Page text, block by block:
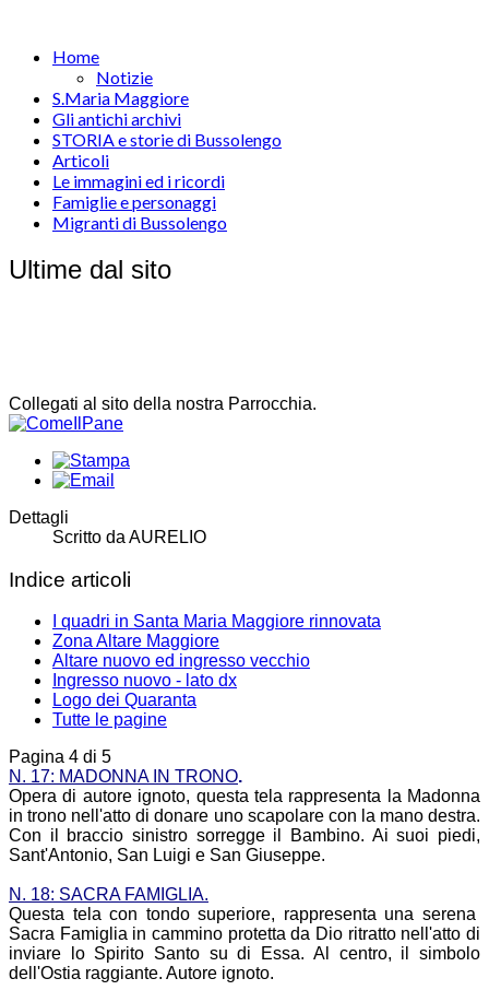
Home
Notizie
S.Maria Maggiore
Gli antichi archivi
STORIA e storie di Bussolengo
Articoli
Le immagini ed i ricordi
Famiglie e personaggi
Migranti di Bussolengo
Ultime dal sito
Collegati al sito della nostra Parrocchia.
Dettagli
Scritto da AURELIO
Indice articoli
I quadri in Santa Maria Maggiore rinnovata
Zona Altare Maggiore
Altare nuovo ed ingresso vecchio
Ingresso nuovo - lato dx
Logo dei Quaranta
Tutte le pagine
Pagina 4 di 5
N. 17: MADONNA IN TRONO.
Opera di autore ignoto, questa tela rappresenta la Madonna
in trono nell'atto di donare uno scapolare con la mano destra.
Con il braccio sinistro sorregge il Bambino. Ai suoi piedi,
Sant'Antonio, San Luigi e San Giuseppe.
N. 18: SACRA FAMIGLIA.
Questa tela con tondo superiore, rappresenta una serena
Sacra Famiglia in cammino protetta da Dio ritratto nell'atto di
inviare lo Spirito Santo su di Essa. Al centro, il simbolo
dell'Ostia raggiante. Autore ignoto.